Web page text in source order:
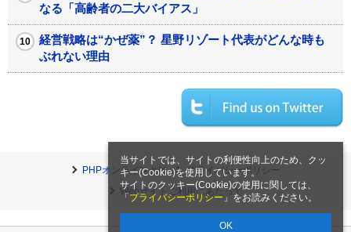
当サイトでは、サイトの利便性向上のため、クッ
キー(Cookie)を使用しています。
サイトのクッキー(Cookie)の使用に関しては、
「 プライバシーポリシー 」をお読みください。
OK
なる「高齢者の二大バイアス」
経営戦略は“かぜ薬”？ 星野リゾート代表がどんな時も
ぶれない理由
PHPオンラインとは
プライバシーポリシー
Webサイトご利用にあたって